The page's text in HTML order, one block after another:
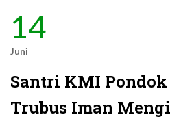
14
Juni
Santri KMI
Trubus Iman